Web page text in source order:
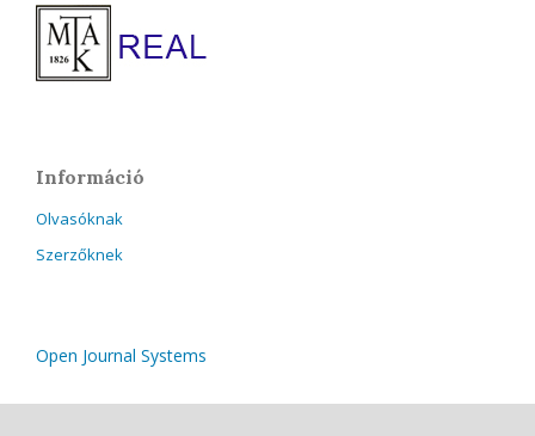
Információ
Olvasóknak
Szerzőknek
Open Journal Systems